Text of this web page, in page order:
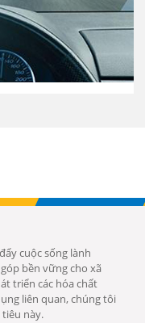
cuộc sống lành
bền vững cho xã
triển các hóa chất
liên quan, chúng tôi
này.